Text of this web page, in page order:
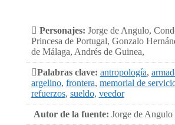
Personajes: Jorge de Angulo,
Princesa de Portugal, Gonzalo
de Málaga, Andrés de Guinea,
Palabras clave: antropología,
argelino, frontera, memorial de
refuerzos, sueldo, veedor
Autor de la fuente: Jorge de Angulo